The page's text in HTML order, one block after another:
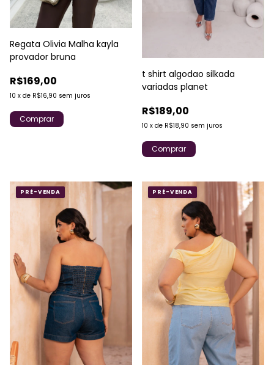
Regata Olivia Malha kayla
provador bruna
R$169,00
10 x de R$16,90 sem juros
Comprar
t shirt algodao silkada
variadas planet
R$189,00
10 x de R$18,90 sem juros
Comprar
PRÉ-VENDA PRÉ-VENDA